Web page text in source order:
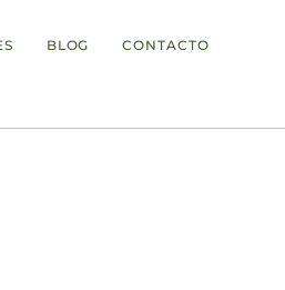
BLOG CONTACTO